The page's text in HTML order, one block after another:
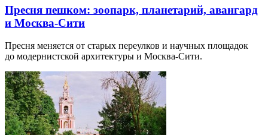
Пресня пешком: зоопарк, планетарий, авангард
и Москва-Сити
Пресня меняется от старых переулков и научных площадок
до модернистской архитектуры и Москва-Сити.